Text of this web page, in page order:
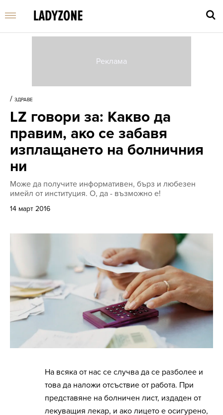
/ ЗДРАВЕ
LZ говори за: Какво да
правим, ако се забавя
изплащането на болничния
ни
Може да получите информативен, бърз и любезен
имейл от институция. О, да - възможно е!
14 март 2016
На всяка от нас се случва да се разболее и
това да наложи отсъствие от работа. При
представяне на болничен лист, издаден от
лекуващия лекар, и ако лицето е осигурено,